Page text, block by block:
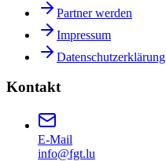
Partner werden
Impressum
Datenschutzerklärung
Kontakt
E-Mail
info@fgt.lu